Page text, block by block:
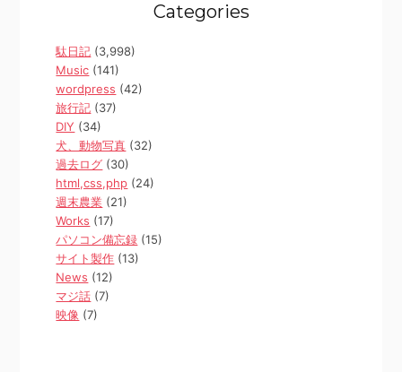
Categories
駄日記 (3,998)
Music (141)
wordpress (42)
旅行記 (37)
DIY (34)
犬、動物写真 (32)
過去ログ (30)
html,css,php (24)
週末農業 (21)
Works (17)
パソコン備忘録 (15)
サイト製作 (13)
News (12)
マジ話 (7)
映像 (7)